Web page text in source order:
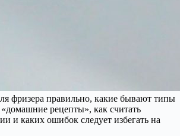
фризера правильно, какие бывают типы
рецепты», как считать
и каких ошибок следует избегать на